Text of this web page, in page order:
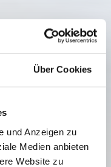
Über Cookies
und Anzeigen zu
Medien anbieten
Website zu